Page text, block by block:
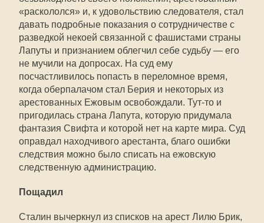
«раскололся» и, к удовольствию следователя, стал
давать подробные показания о сотрудничестве с
разведкой некоей связанной с фашистами страны
Лапуты и признанием облегчил себе судьбу — его
не мучили на допросах. На суд ему
посчастливилось попасть в переломное время,
когда оберпалачом стал Берия и некоторых из
арестованных Ежовым освобождали. Тут-то и
пригодилась страна Лапута, которую придумала
фантазия Свифта и которой нет на карте мира. Суд
оправдал находчивого арестанта, благо ошибки
следствия можно было списать на ежовскую
следственную администрацию.
Пощадил
Сталин вычеркнул из списков на арест Лилю Брик,